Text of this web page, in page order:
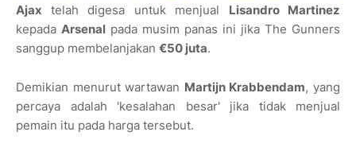
Ajax telah digesa untuk menjual Lisandro Martinez
kepada Arsenal pada musim panas ini jika The Gunners
sanggup membelanjakan €50 juta.
Demikian menurut wartawan Martijn Krabbendam, yang
percaya adalah 'kesalahan besar' jika tidak menjual
pemain itu pada harga tersebut.